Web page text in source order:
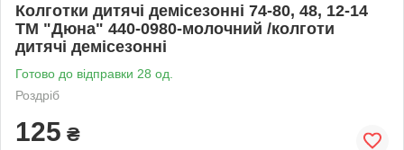
Колготки дитячі демісезонні 74-80, 48, 12-14
ТМ "Дюна" 440-0980-молочний /колготи
дитячі демісезонні
Готово до відправки 28 од.
Роздріб
125 ₴